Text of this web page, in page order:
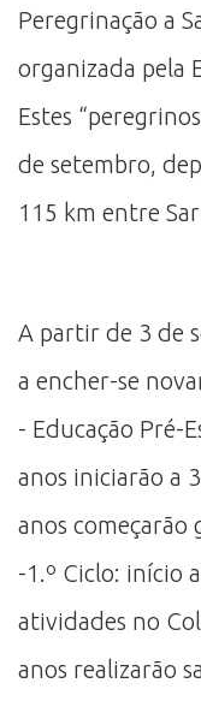
Peregrinação a
organizada pela
Estes
de setembro,
115 km entre
A partir de 3 de
a encher-se
- Educação Pré-
anos iniciarão a
anos começarão
-1.º Ciclo: início
atividades no
anos realizarão